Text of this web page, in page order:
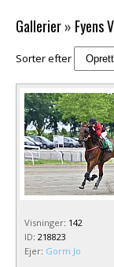
Gallerier» Fyens
Sorter efter
Visninger: 142
ID: 218823
Ejer: Gorm Jo